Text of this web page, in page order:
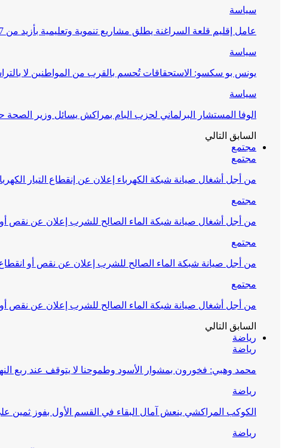
سياسة
عامل إقليم قلعة السراغنة يطلق مشاريع تنموية وتعليمية بأزيد من 27 مليون درهم احتفاءً…
سياسة
يونس بو سكسو: الاستحقاقات تُحسم بالقرب من المواطنين لا
سياسة
الوفا المستشار البرلماني لحزب البام بمراكش يسائل وزير
السابق التالي
مجتمع
مجتمع
من أجل أشغال صيانة شبكة الكهرباء إعلان عن إنقطاع التيار
مجتمع
من أجل أشغال صيانة شبكة الماء الصالح للشرب إعلان عن نقص أو
مجتمع
من أجل صيانة شبكة الماء الصالح للشرب إعلان عن نقص أو انقطاع
مجتمع
من أجل أشغال صيانة شبكة الماء الصالح للشرب إعلان عن نقص أو
السابق التالي
رياضة
رياضة
محمد وهبي: فخورون بمشوار الأسود وطموحنا لا يتوقف عند ربع
رياضة
الكوكب المراكشي ينعش آمال البقاء في القسم الأول بفوز ثمين
رياضة